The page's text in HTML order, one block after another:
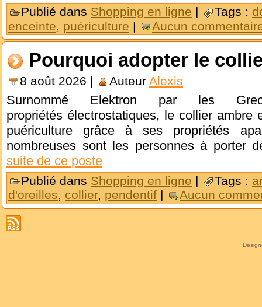
Publié dans Shopping en ligne | Tags :
enceinte, puériculture | Aucun
Pourquoi adopter le
8 août 2026 | Auteur Alexis
Surnommé Elektron par les
propriétés électrostatiques, le collier
puériculture grâce à ses propriétés
nombreuses sont les personnes à porter
suite de ce poste
Publié dans Shopping en ligne | Tags :
d'oreilles, collier, pendentif | Aucun